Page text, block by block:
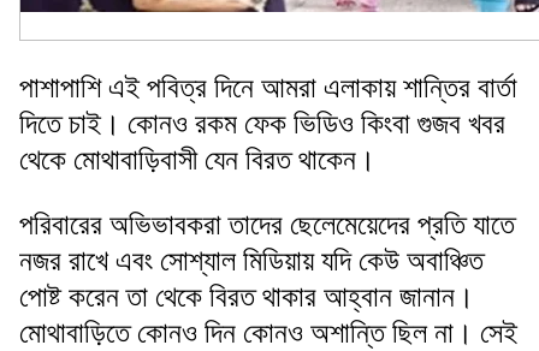
পাশাপাশি এই পবিত্র দিনে আমরা এলাকায় শান্তির বার্তা
দিতে চাই। কোনও রকম ফেক ভিডিও কিংবা গুজব খবর
থেকে মোথাবাড়িবাসী যেন বিরত থাকেন।
পরিবারের অভিভাবকরা তাদের ছেলেমেয়েদের প্রতি যাতে
নজর রাখে এবং সোশ্যাল মিডিয়ায় যদি কেউ অবাঞ্চিত
পোষ্ট করেন তা থেকে বিরত থাকার আহ্বান জানান।
মোথাবাড়িতে কোনও দিন কোনও অশান্তি ছিল না। সেই